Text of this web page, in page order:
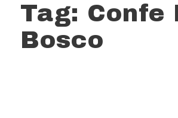
Tag: Confe
Bosco